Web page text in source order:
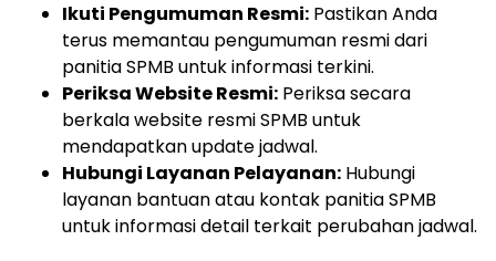
Ikuti Pengumuman Resmi: Pastikan Anda
terus memantau pengumuman resmi dari
panitia SPMB untuk informasi terkini.
Periksa Website Resmi: Periksa secara
berkala website resmi SPMB untuk
mendapatkan update jadwal.
Hubungi Layanan Pelayanan: Hubungi
layanan bantuan atau kontak panitia SPMB
untuk informasi detail terkait perubahan jadwal.